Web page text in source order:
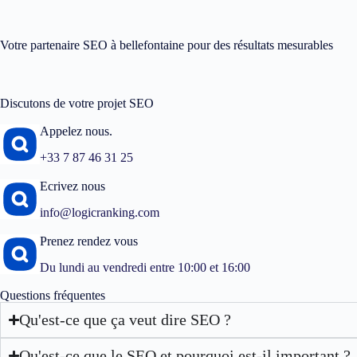
Votre partenaire SEO à bellefontaine pour des résultats mesurables
Discutons de votre projet SEO
Appelez nous.
+33 7 87 46 31 25
Ecrivez nous
info@logicranking.com
Prenez rendez vous
Du lundi au vendredi entre 10:00 et 16:00
Questions fréquentes
Qu'est-ce que ça veut dire SEO ?